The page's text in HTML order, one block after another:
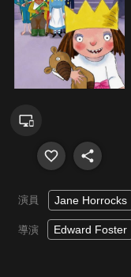
演員 Jane Horrocks
導演 Edward Foster